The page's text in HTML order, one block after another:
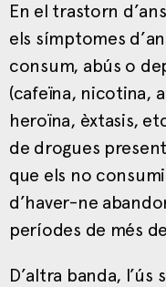
En el trastorn
els símptomes
consum, abús o
(cafeïna, nicotina,
heroïna, èxtasis,
de drogues
que els no
d’haver-ne
períodes de més
D’altra banda, l’ús